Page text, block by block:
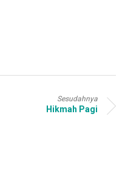
Sesudahnya
Hikmah Pagi